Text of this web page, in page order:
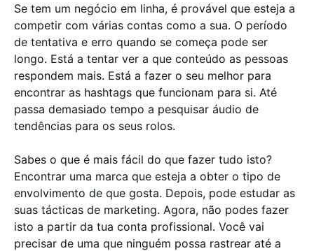
Se tem um negócio em linha, é provável que esteja a
competir com várias contas como a sua. O período
de tentativa e erro quando se começa pode ser
longo. Está a tentar ver a que conteúdo as pessoas
respondem mais. Está a fazer o seu melhor para
encontrar as hashtags que funcionam para si. Até
passa demasiado tempo a pesquisar áudio de
tendências para os seus rolos.
Sabes o que é mais fácil do que fazer tudo isto?
Encontrar uma marca que esteja a obter o tipo de
envolvimento de que gosta. Depois, pode estudar as
suas tácticas de marketing. Agora, não podes fazer
isto a partir da tua conta profissional. Você vai
precisar de uma que ninguém possa rastrear até a